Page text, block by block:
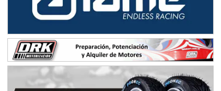
NORESTE SANTAFESINO - F6
Avellaneda (Santa Fe)
SUR SANTAFESINO - F4
José Samuel Sánchez (Tierra)
Rufino (Santa Fe)
TUCUMANO - F5